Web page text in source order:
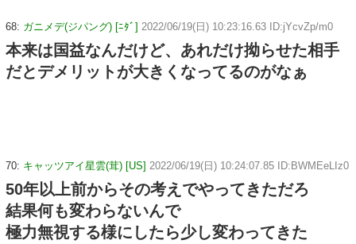
68: ガニメデ(ジパング) [ﾆﾀﾞ] 2022/06/19(日) 10:23:16.63 ID:jYcvZp/m0
本来は国益なんだけど、あれだけ拗らせた相手
だとデメリットが大きくなってるのがなぁ
70: キャッツアイ星雲(茸) [US] 2022/06/19(日) 10:24:07.85 ID:BWMEeLIz0
50年以上前からその考えでやってきただろ
結果何も変わらないんで
極力無視する様にしたら少し変わってきた